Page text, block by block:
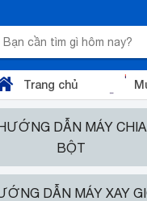
Trang chủ
DẪN MÁY CHIA
BỘT
DẪN MÁY XAY